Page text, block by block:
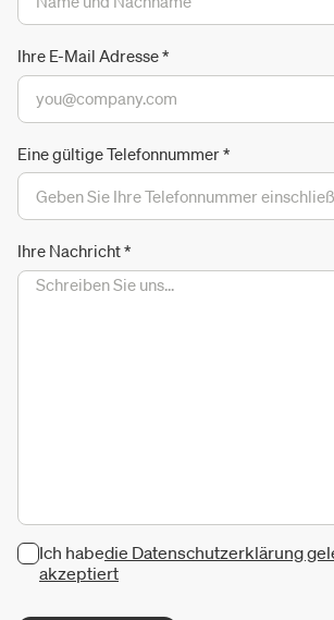
Ihre E-Mail Adresse*
Eine gültige Telefonnummer*
Ihre Nachricht*
Ich habedie Datenschutzerklärung
akzeptiert